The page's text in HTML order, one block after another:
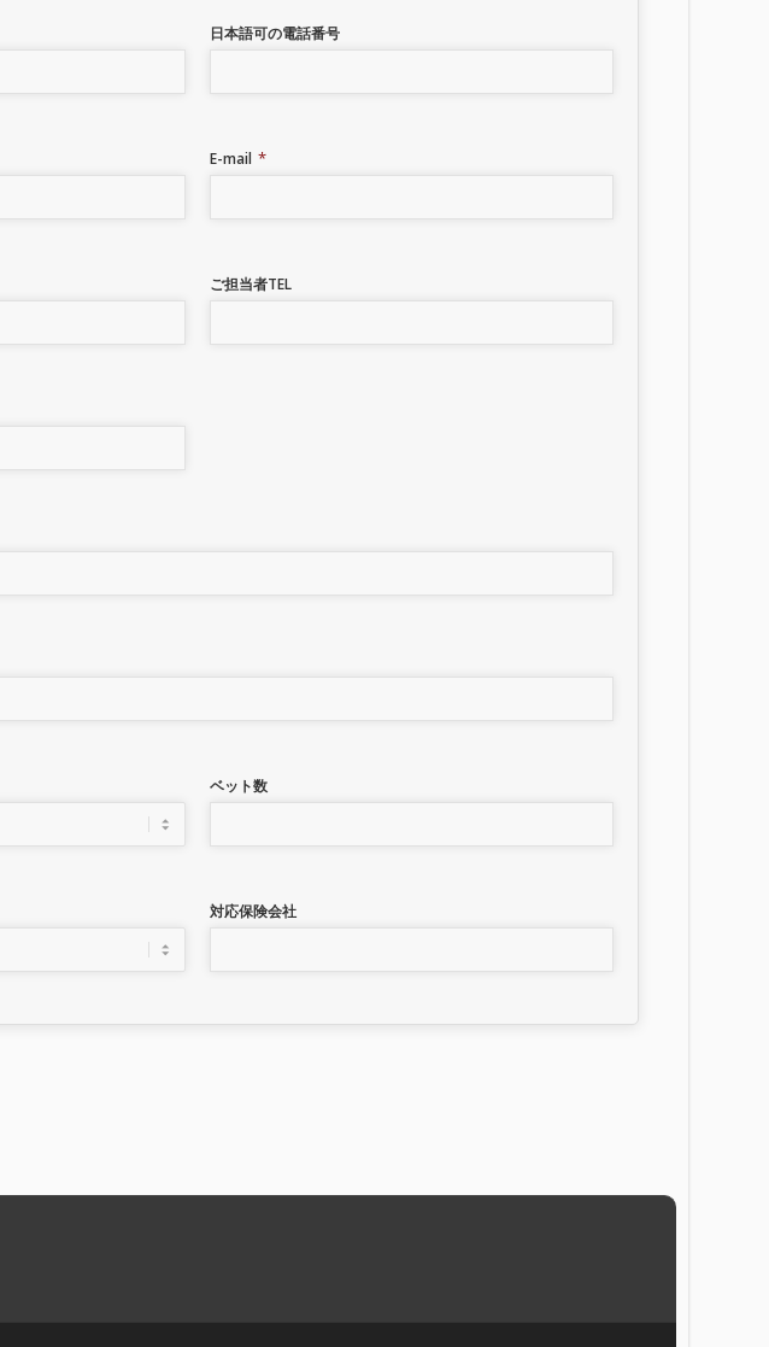
日本語可の電話番号
E-mail *
ご担当者TEL
ベット数
対応保険会社